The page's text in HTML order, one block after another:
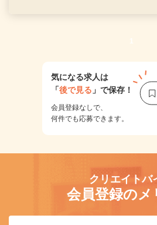
1
気になる求人は
「後で見る 」で保存！
会員登録なしで、
何件でも応募できます。
クリエイトバ
会員登録のメ